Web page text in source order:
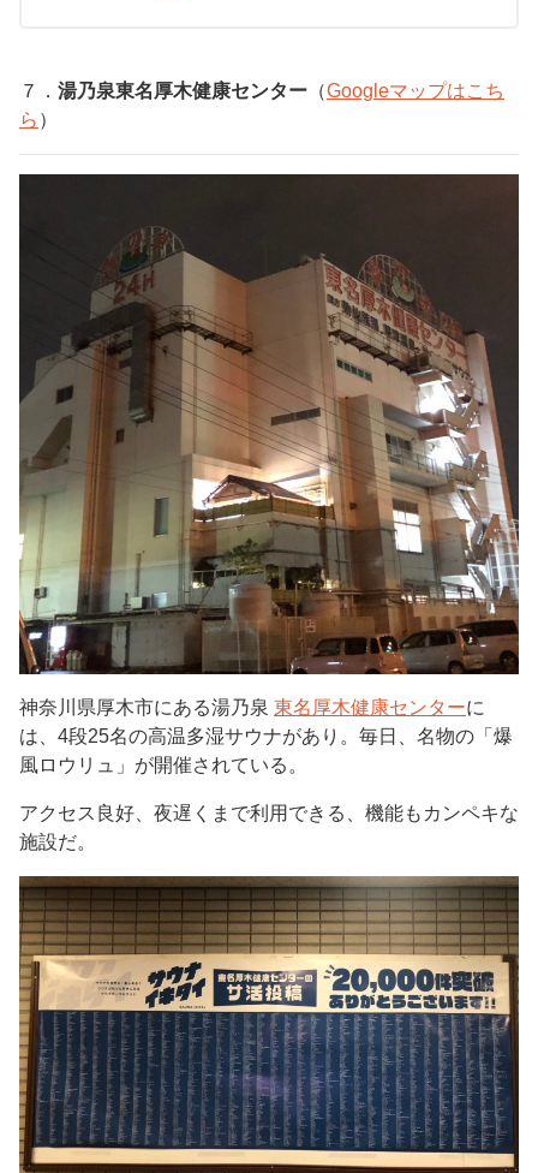
７． 湯乃泉東名厚木健康センター （Googleマップはこち
ら ）
神奈川県厚木市にある湯乃泉 東名厚木健康センターに
は、4段25名の高温多湿サウナがあり。毎日、名物の「爆
風ロウリュ」が開催されている。
アクセス良好、夜遅くまで利用できる、機能もカンペキな
施設だ。